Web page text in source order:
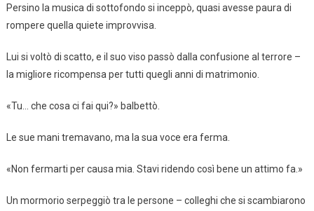
Persino la musica di sottofondo si inceppò, quasi avesse paura di
rompere quella quiete improvvisa.
Lui si voltò di scatto, e il suo viso passò dalla confusione al terrore –
la migliore ricompensa per tutti quegli anni di matrimonio.
«Tu… che cosa ci fai qui?» balbettò.
Le sue mani tremavano, ma la sua voce era ferma.
«Non fermarti per causa mia. Stavi ridendo così bene un attimo fa.»
Un mormorio serpeggiò tra le persone – colleghi che si scambiarono